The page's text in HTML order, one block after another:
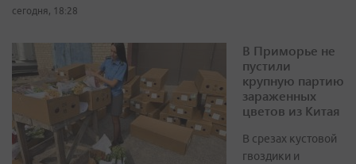
сегодня, 18:28
В Приморье не
пустили
крупную партию
зараженных
цветов из Китая
В срезах кустовой
гвоздики и